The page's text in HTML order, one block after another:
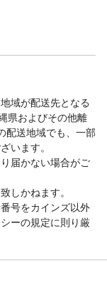
域が配送先となる
県およびその他離
配送地域でも、一部
います。
届かない場合がご
しかねます。
号をカインズ以外
ーの規定に則り厳